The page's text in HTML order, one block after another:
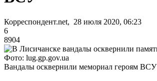
Корреспондент.net, 28 июля 2020, 06:23
6
8904
Фото: lug.gp.gov.ua
Вандалы осквернили мемориал героям ВСУ